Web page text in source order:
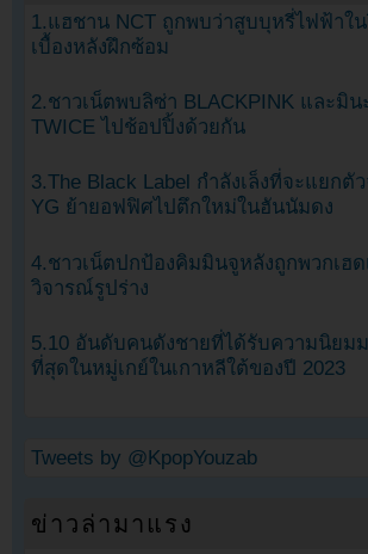
1.แฮชาน NCT ถูกพบว่าสูบบุหรี่ไฟฟ้าใ
เบื้องหลังฝึกซ้อม
2.ชาวเน็ตพบลิซ่า BLACKPINK และมิน
TWICE ไปช้อปปิ้งด้วยกัน
3.The Black Label กำลังเล็งที่จะแยกตั
YG ย้ายอฟฟิศไปตึกใหม่ในฮันนัมดง
4.ชาวเน็ตปกป้องคิมมินจูหลังถูกพวกเฮด
วิจารณ์รูปร่าง
5.10 อันดับคนดังชายที่ได้รับความนิยม
ที่สุดในหมู่เกย์ในเกาหลีใต้ของปี 2023
Tweets by @KpopYouzab
ข่าวล่ามาแรง